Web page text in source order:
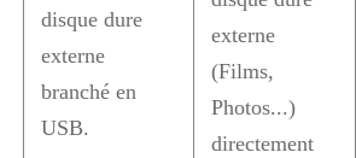
disque dure
externe
branché en
USB.
externe
(Films,
Photos...)
directement